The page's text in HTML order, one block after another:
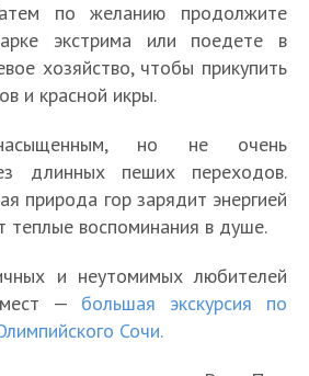
по желанию продолжите
экстрима или поедете в
хозяйство, чтобы прикупить
и красной икры.
но не очень
длинных пеших переходов.
природа гор зарядит энергией
теплые воспоминания в душе.
и неутомимых любителей
— большая экскурсия по
Сочи.